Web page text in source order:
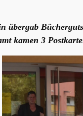
übergab
kamen 3